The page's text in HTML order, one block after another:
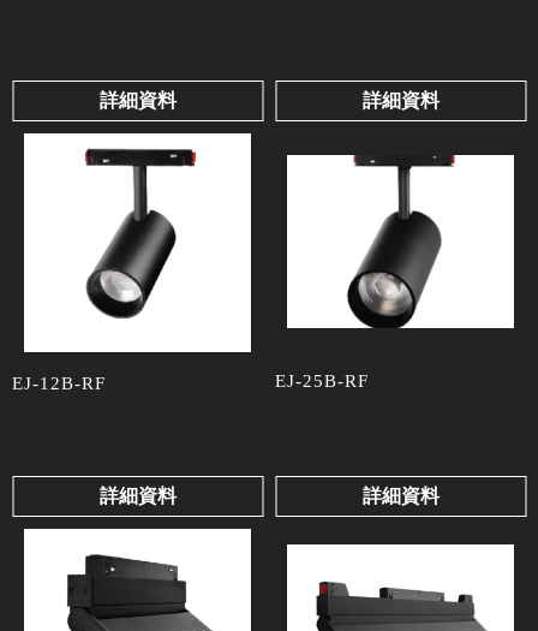
詳細資料 詳細資料
EJ-12B-RF
詳細資料
EJ-25B-RF
詳細資料